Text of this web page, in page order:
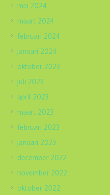
mei 2024
maart 2024
februari 2024
januari 2024
oktober 2023
juli 2023
april 2023
maart 2023
februari 2023
januari 2023
december 2022
november 2022
oktober 2022